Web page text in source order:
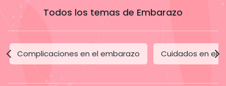
Todos los temas de Embarazo
Complicaciones en el embarazo Cuidados en el